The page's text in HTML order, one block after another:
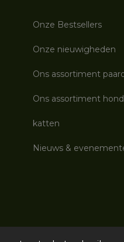
Onze Bestsellers
Onze nieuwigheden
Ons assortiment
Ons assortiment
katten
Nieuws &